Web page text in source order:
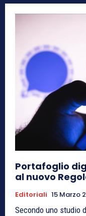
Portafoglio
al nuovo
Editoriali 15 Marzo
Secondo uno studio